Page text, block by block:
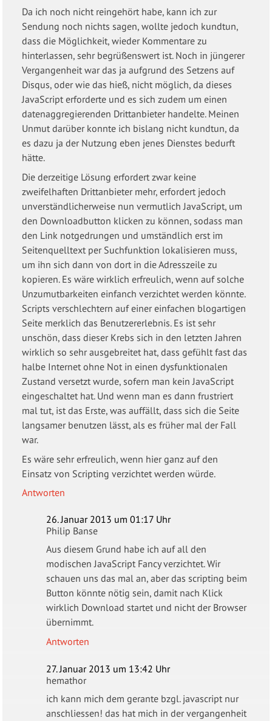
Da ich noch nicht reingehört habe, kann ich zur
Sendung noch nichts sagen, wollte jedoch kundtun,
dass die Möglichkeit, wieder Kommentare zu
hinterlassen, sehr begrüßenswert ist. Noch in jüngerer
Vergangenheit war das ja aufgrund des Setzens auf
Disqus, oder wie das hieß, nicht möglich, da dieses
JavaScript erforderte und es sich zudem um einen
datenaggregierenden Drittanbieter handelte. Meinen
Unmut darüber konnte ich bislang nicht kundtun, da
es dazu ja der Nutzung eben jenes Dienstes bedurft
hätte.
Die derzeitige Lösung erfordert zwar keine
zweifelhaften Drittanbieter mehr, erfordert jedoch
unverständlicherweise nun vermutlich JavaScript, um
den Downloadbutton klicken zu können, sodass man
den Link notgedrungen und umständlich erst im
Seitenquelltext per Suchfunktion lokalisieren muss,
um ihn sich dann von dort in die Adresszeile zu
kopieren. Es wäre wirklich erfreulich, wenn auf solche
Unzumutbarkeiten einfanch verzichtet werden könnte.
Scripts verschlechtern auf einer einfachen blogartigen
Seite merklich das Benutzererlebnis. Es ist sehr
unschön, dass dieser Krebs sich in den letzten Jahren
wirklich so sehr ausgebreitet hat, dass gefühlt fast das
halbe Internet ohne Not in einen dysfunktionalen
Zustand versetzt wurde, sofern man kein JavaScript
eingeschaltet hat. Und wenn man es dann frustriert
mal tut, ist das Erste, was auffällt, dass sich die Seite
langsamer benutzen lässt, als es früher mal der Fall
war.
Es wäre sehr erfreulich, wenn hier ganz auf den
Einsatz von Scripting verzichtet werden würde.
Antworten
26. Januar 2013 um 01:17 Uhr
Philip Banse
Aus diesem Grund habe ich auf all den
modischen JavaScript Fancy verzichtet. Wir
schauen uns das mal an, aber das scripting beim
Button könnte nötig sein, damit nach Klick
wirklich Download startet und nicht der Browser
übernimmt.
Antworten
27. Januar 2013 um 13:42 Uhr
hemathor
ich kann mich dem gerante bzgl. javascript nur
anschliessen! das hat mich in der vergangenheit